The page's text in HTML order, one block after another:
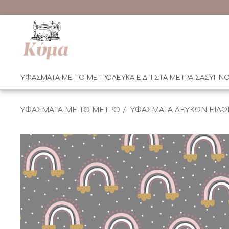
ΥΦΑΣΜΑΤΑ ΜΕ ΤΟ ΜΕΤΡΟΛΕΥΚΑ ΕΙΔΗ ΣΤΑ ΜΕΤΡΑ ΣΑΣ
ΥΦΑΣΜΑΤΑ ΜΕ ΤΟ ΜΕΤΡΟ ΥΦΑΣΜΑΤΑ ΛΕΥΚΩΝ